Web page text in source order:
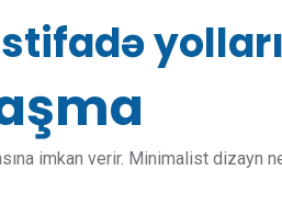
yolları
imkan verir. Minimalist dizayn